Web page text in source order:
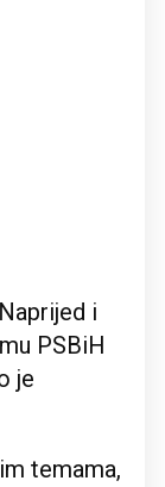
i
PSBiH
je
temama,